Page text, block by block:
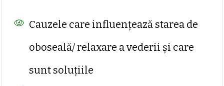
Cauzele care influențează starea de
oboseală/ relaxare a vederii și care
sunt soluțiile